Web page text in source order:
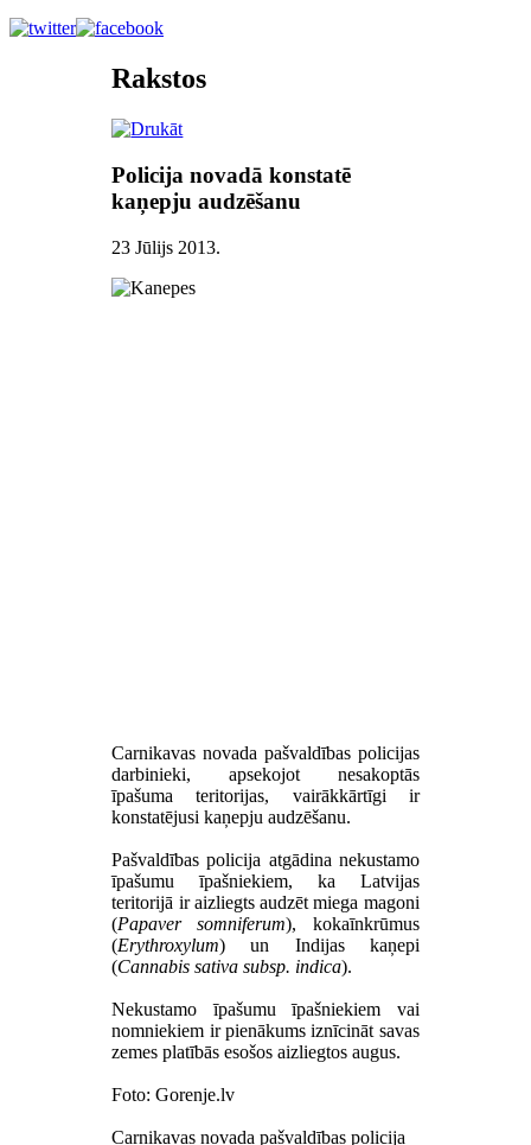
Rakstos
Policija novadā konstatē
kaņepju audzēšanu
23 Jūlijs 2013.
Carnikavas novada pašvaldības policijas
darbinieki, apsekojot nesakoptās
īpašuma teritorijas, vairākkārtīgi ir
konstatējusi kaņepju audzēšanu.
Pašvaldības policija atgādina nekustamo
īpašumu īpašniekiem, ka Latvijas
teritorijā ir aizliegts audzēt miega magoni
(Papaver somniferum), kokaīnkrūmus
(Erythroxylum) un Indijas kaņepi
(Cannabis sativa subsp. indica).
Nekustamo īpašumu īpašniekiem vai
nomniekiem ir pienākums iznīcināt savas
zemes platībās esošos aizliegtos augus.
Foto: Gorenje.lv
Carnikavas novada pašvaldības policija